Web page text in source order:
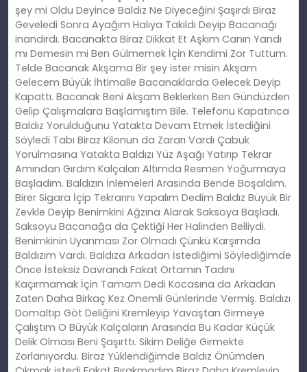
şey mi Oldu Deyince Baldız Ne Diyeceğini Şaşırdı Biraz
Geveledi Sonra Ayağım Halıya Takıldı Deyip Bacanağı
inandırdı. Bacanakta Biraz Dikkat Et Aşkım Canın Yandı
mı Demesin mi Ben Gülmemek İçin Kendimi Zor Tuttum.
Telde Bacanak Akşama Bir şey ister misin Akşam
Gelecem Büyük İhtimalle Bacanaklarda Gelecek Deyip
Kapattı. Bacanak Beni Akşam Beklerken Ben Gündüzden
Gelip Çalışmalara Başlamıştım Bile. Telefonu Kapatınca
Baldız Yorulduğunu Yatakta Devam Etmek İstediğini
Söyledi Tabı Biraz Kilonun da Zararı Vardı Çabuk
Yorulmasına Yatakta Baldızı Yüz Aşağı Yatırıp Tekrar
Amından Gırdım Kalçaları Altımda Resmen Yoğurmaya
Başladım. Baldızın İnlemeleri Arasında Bende Boşaldım.
Birer Sigara İçip Tekrarını Yapalım Dedim Baldız Büyük Bir
Zevkle Deyip Benimkini Ağzına Alarak Saksoya Başladı.
Saksoyu Bacanağa da Çektiği Her Halinden Belliydi.
Benimkinin Uyanması Zor Olmadı Çünkü Karşımda
Baldızım Vardı. Baldıza Arkadan İstediğimi Söylediğimde
Önce İsteksiz Davrandı Fakat Ortamın Tadını
Kaçırmamak İçin Tamam Dedi Kocasına da Arkadan
Zaten Daha Birkaç Kez Önemli Günlerinde Vermiş. Baldızı
Domaltıp Göt Deliğini Kremleyip Yavaştan Girmeye
Çalıştım O Büyük Kalçaların Arasında Bu Kadar Küçük
Delik Olması Beni Şaşırttı. Sikim Deliğe Girmekte
Zorlanıyordu. Biraz Yüklendiğimde Baldız Önümden